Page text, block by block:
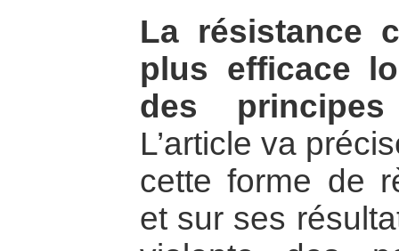
La résistance
plus efficace
des
L’article va
cette forme de
et sur ses